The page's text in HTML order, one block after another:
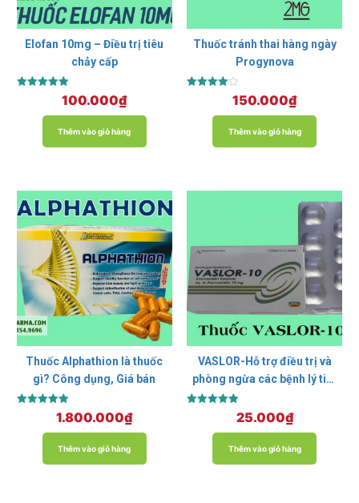
Elofan 10mg – Điều trị tiêu
chảy cấp
Được xếp
5.00
100.000₫
Thêm vào giỏ hàng
Thuốc tránh thai hàng ngày
Progynova
4.00
150.000₫
Thêm vào giỏ hàng
Thuốc Alphathion là thuốc
gì? Công dụng, Giá bán
Được xếp
5.00
1.800.000₫
Thêm vào giỏ hàng
VASLOR-Hỗ trợ điều trị và
phòng ngừa các bệnh lý tim
5.00
25.000₫
Thêm vào giỏ hàng